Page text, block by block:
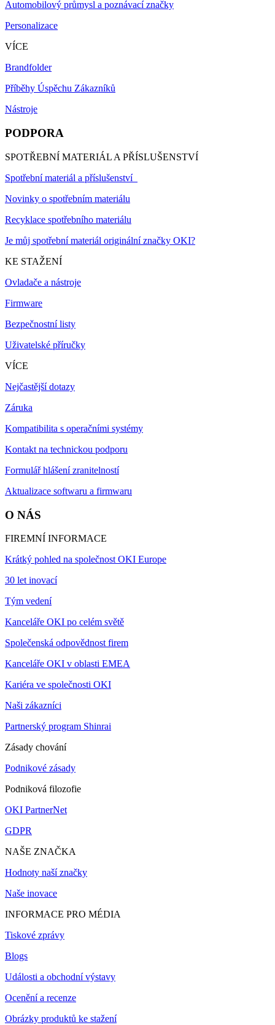
Automobilový průmysl a poznávací značky
Personalizace
VÍCE
Brandfolder
Příběhy Úspěchu Zákazníků
Nástroje
PODPORA
SPOTŘEBNÍ MATERIÁL A PŘÍSLUŠENSTVÍ
Spotřební materiál a příslušenství
Novinky o spotřebním materiálu
Recyklace spotřebního materiálu
Je můj spotřební materiál originální značky OKI?
KE STAŽENÍ
Ovladače a nástroje
Firmware
Bezpečnostní listy
Uživatelské příručky
VÍCE
Nejčastější dotazy
Záruka
Kompatibilita s operačními systémy
Kontakt na technickou podporu
Formulář hlášení zranitelností
Aktualizace softwaru a firmwaru
O NÁS
FIREMNÍ INFORMACE
Krátký pohled na společnost OKI Europe
30 let inovací
Tým vedení
Kanceláře OKI po celém světě
Společenská odpovědnost firem
Kanceláře OKI v oblasti EMEA
Kariéra ve společnosti OKI
Naši zákazníci
Partnerský program Shinrai
Zásady chování
Podnikové zásady
Podniková filozofie
OKI PartnerNet
GDPR
NAŠE ZNAČKA
Hodnoty naší značky
Naše inovace
INFORMACE PRO MÉDIA
Tiskové zprávy
Blogs
Události a obchodní výstavy
Ocenění a recenze
Obrázky produktů ke stažení